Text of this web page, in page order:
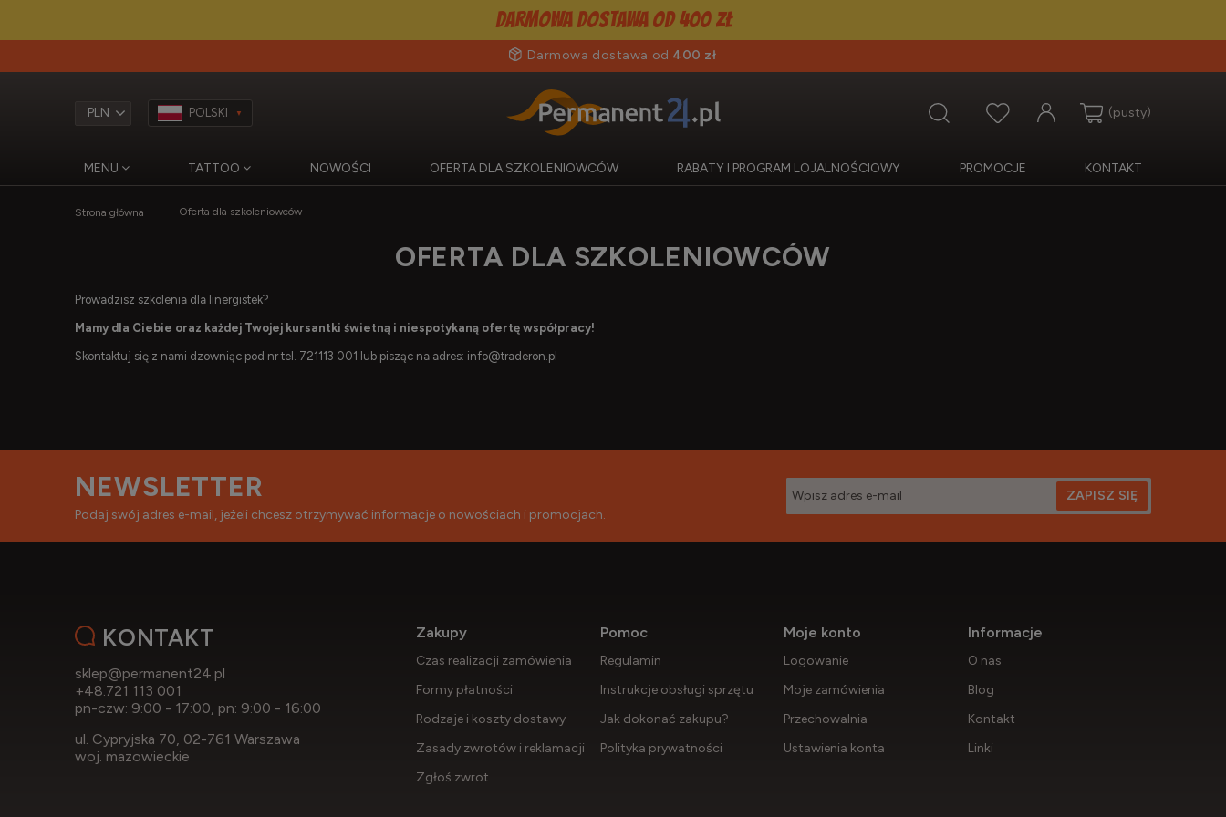
Darmowa dostawa od 400 zł
Darmowa dostawa od 400 zł
POLSKI (pusty)
MENU TATTOO NOWOŚCI OFERTA DLA SZKOLENIOWCÓW RABATY I PROGRAM LOJALNOŚCIOWY PROMOCJE KONTAKT
Strona główna Oferta dla szkoleniowców
OFERTA DLA SZKOLENIOWCÓW
Prowadzisz szkolenia dla linergistek?
Mamy dla Ciebie oraz każdej Twojej kursantki świetną i niespotykaną ofertę współpracy!
Skontaktuj się z nami dzowniąc pod nr tel. 721113 001 lub pisząc na adres: info@traderon.pl
NEWSLETTER
Podaj swój adres e-mail, jeżeli chcesz otrzymywać informacje o nowościach i promocjach.
ZAPISZ SIĘ
KONTAKT
sklep@permanent24.pl
+48.721 113 001
pn-czw: 9:00 - 17:00, pn: 9:00 - 16:00
ul. Cypryjska 70, 02-761 Warszawa
woj. mazowieckie
Zakupy
Czas realizacji zamówienia
Formy płatności
Rodzaje i koszty dostawy
Zasady zwrotów i reklamacji
Zgłoś zwrot
Pomoc
Regulamin
Instrukcje obsługi sprzętu
Jak dokonać zakupu?
Polityka prywatności
Moje konto
Logowanie
Moje zamówienia
Przechowalnia
Ustawienia konta
Informacje
O nas
Blog
Kontakt
Linki